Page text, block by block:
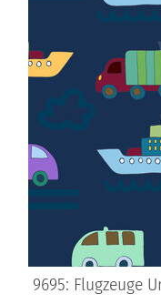
9695: Flugzeuge